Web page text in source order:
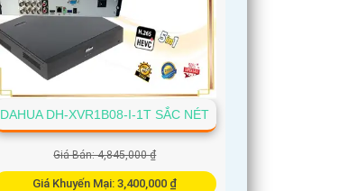
DAHUA DH-XVR1B08-I-1T SẮC NÉT
Giá Bán: 4,845,000 ₫
Giá Khuyến Mại: 3,400,000 ₫